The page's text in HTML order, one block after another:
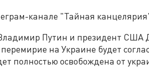
канале "Тайная
Путин и президент США
на Украине будет
полностью освобождена от